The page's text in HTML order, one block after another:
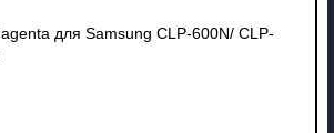
для Samsung CLP-600N/ CLP-